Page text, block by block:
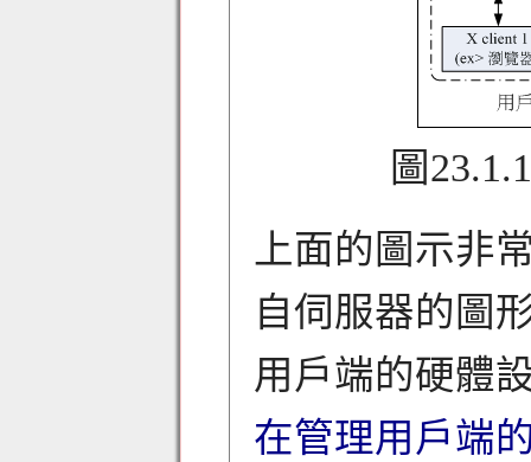
圖
上面的圖示非
自伺服器的圖
用戶端的硬體
在管理用戶端